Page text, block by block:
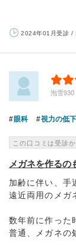
2024年01月受診 /
泡雪930
眼科 視力の低下
この口コミは受診
メガネを作るの
加齢に伴い、手
遠近両用のメガ
数年前に作った
普通、メガネの